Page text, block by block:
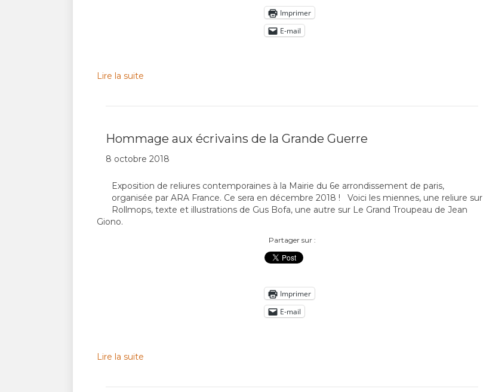
Imprimer
E-mail
Lire la suite
Hommage aux écrivains de la Grande Guerre
8 octobre 2018
Exposition de reliures contemporaines à la Mairie du 6e arrondissement de paris,
organisée par ARA France. Ce sera en décembre 2018 ! Voici les miennes, une reliure sur
Rollmops, texte et illustrations de Gus Bofa, une autre sur Le Grand Troupeau de Jean
Giono.
Partager sur :
Imprimer
E-mail
Lire la suite